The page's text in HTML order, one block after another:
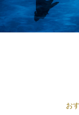
お